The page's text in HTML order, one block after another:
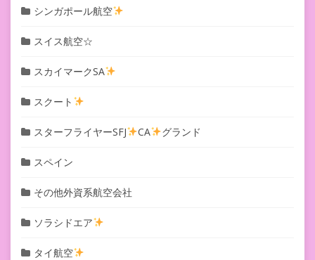
シンガポール航空
スイス航空☆
スカイマークSA
スクート
スターフライヤーSFJ CA グランド
スペイン
その他外資系航空会社
ソラシドエア
タイ航空